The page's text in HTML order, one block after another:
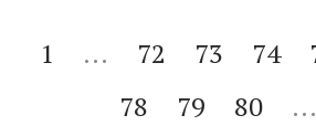
1 ... 72 73 74
78
79 80 ...